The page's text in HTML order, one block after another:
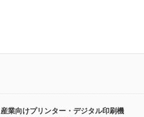
産業向けプリンター・デジタル印刷機